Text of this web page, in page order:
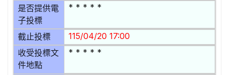
是否提供電
子投標
* * * * *
截止投標 115/04/20 17:00
收受投標文
件地點
* * * * *